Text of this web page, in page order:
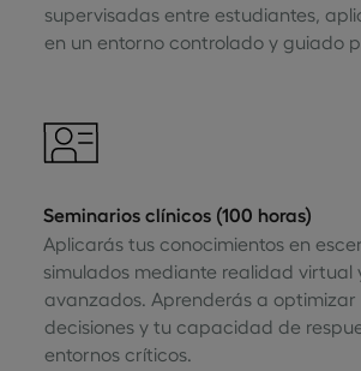
supervisadas entre estudiantes,
en un entorno controlado y guiado
Seminarios clínicos (100 horas)
Aplicarás tus conocimientos en
simulados mediante realidad virtual
avanzados. Aprenderás a
decisiones y tu capacidad de
entornos críticos.